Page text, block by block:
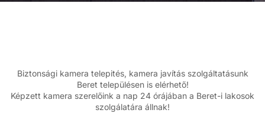
Biztonsági kamera telepités, kamera javítás szolgáltatásunk
Beret településen is elérhető!
Képzett kamera szerelőink a nap 24 órájában a Beret-i lakosok
szolgálatára állnak!